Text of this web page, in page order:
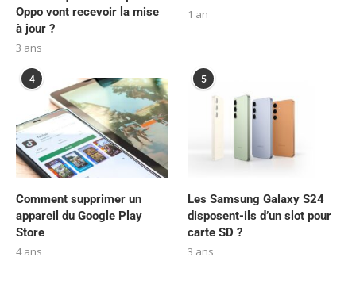
Oppo vont recevoir la mise
à jour ?
3 ans
1 an
4
Comment supprimer un
appareil du Google Play
Store
4 ans
5
Les Samsung Galaxy S24
disposent-ils d’un slot pour
carte SD ?
3 ans